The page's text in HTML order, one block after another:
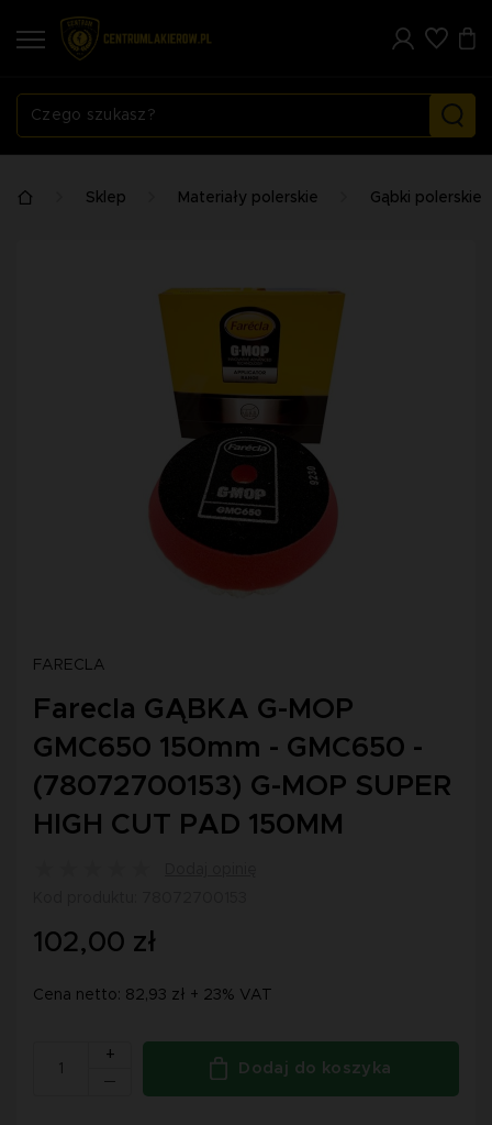
Sklep Materiały polerskie Gąbki polerskie
FARECLA
Farecla GĄBKA G-MOP
GMC650 150mm - GMC650 -
(78072700153) G-MOP SUPER
HIGH CUT PAD 150MM
102,00 zł
Cena netto: 82,93 zł + 23% VAT
+
Dodaj do koszyka